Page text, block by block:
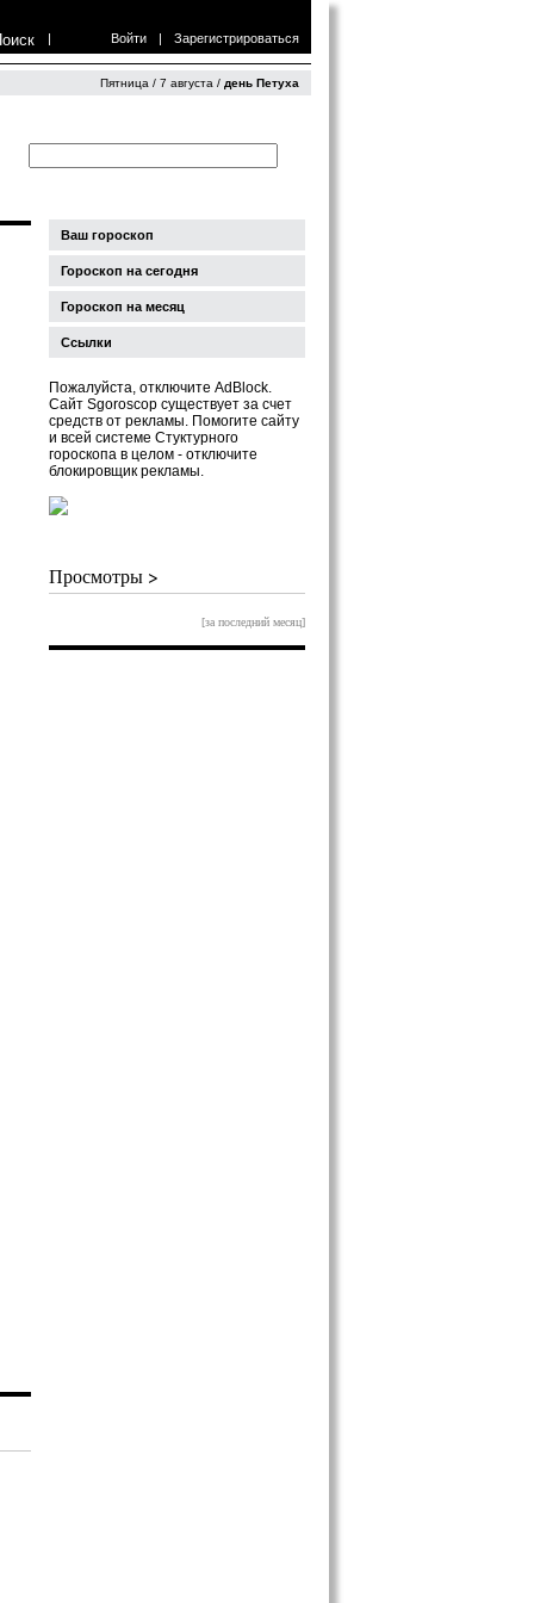
| Войти | Зарегистрироваться
Пятница / 7 августа / день Петуха
Ваш гороскоп
Гороскоп на сегодня
Гороскоп на месяц
Ссылки
Пожалуйста, отключите AdBlock.
Сайт Sgoroscop существует за счет
средств от рекламы. Помогите сайту
и всей системе Стуктурного
гороскопа в целом - отключите
блокировщик рекламы.
Просмотры >
[за последний месяц]